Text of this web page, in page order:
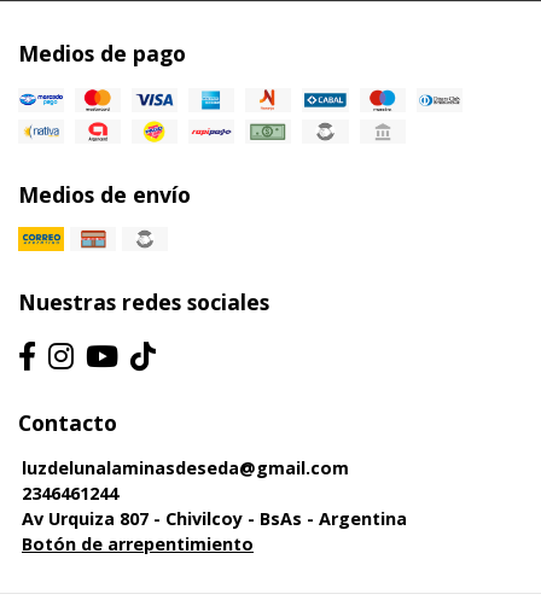
Medios de pago
Medios de envío
Nuestras redes sociales
Contacto
luzdelunalaminasdeseda@gmail.com
2346461244
Av Urquiza 807 - Chivilcoy - BsAs - Argentina
Botón de arrepentimiento